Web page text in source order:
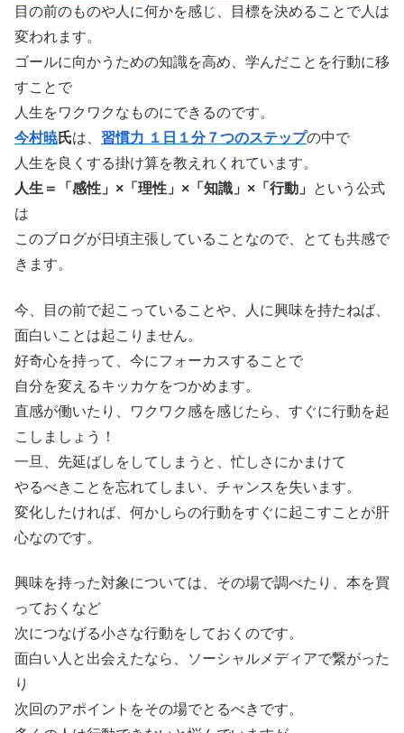
目の前のものや人に何かを感じ、目標を決めることで人は
変われます。
ゴールに向かうための知識を高め、学んだことを行動に移
すことで
人生をワクワクなものにできるのです。
今村暁氏は、 習慣力 １日１分７つのステップの中で
人生を良くする掛け算を教えれくれています。
人生＝「感性」×「理性」×「知識」×「行動」
という公式
は
このブログが日頃主張していることなので、とても共感で
きます。
今、目の前で起こっていることや、人に興味を持たねば、
面白いことは起こりません。
好奇心を持って、今にフォーカスすることで
自分を変えるキッカケをつかめます。
直感が働いたり、ワクワク感を感じたら、すぐに行動を起
こしましょう！
一旦、先延ばしをしてしまうと、忙しさにかまけて
やるべきことを忘れてしまい、チャンスを失います。
変化したければ、何かしらの行動をすぐに起こすことが肝
心なのです。
興味を持った対象については、その場で調べたり、本を買
っておくなど
次につなげる小さな行動をしておくのです。
面白い人と出会えたなら、ソーシャルメディアで繋がった
り
次回のアポイントをその場でとるべきです。